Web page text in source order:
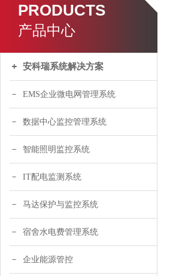
PRODUCTS
产品中心
安科瑞系统解决方案
EMS企业微电网管理系统
数据中心监控管理系统
智能照明监控系统
IT配电监测系统
马达保护与监控系统
宿舍水电费管理系统
企业能源管控